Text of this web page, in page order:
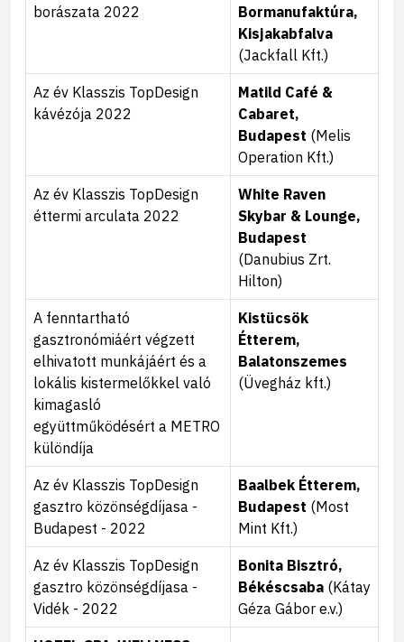
borászata 2022
Bormanufaktúra,
Kisjakabfalva
(Jackfall Kft.)
Az év Klasszis TopDesign
kávézója 2022
Matild Café &
Cabaret,
Budapest (Melis
Operation Kft.)
Az év Klasszis TopDesign
éttermi arculata 2022
White Raven
Skybar & Lounge,
Budapest
(Danubius Zrt.
Hilton)
A fenntartható
gasztronómiáért végzett
elhivatott munkájáért és a
lokális kistermelőkkel való
kimagasló
együttműködésért a METRO
különdíja
Kistücsök
Étterem,
Balatonszemes
(Üvegház kft.)
Az év Klasszis TopDesign
gasztro közönségdíjasa -
Budapest - 2022
Baalbek Étterem,
Budapest (Most
Mint Kft.)
Az év Klasszis TopDesign
gasztro közönségdíjasa -
Vidék - 2022
Bonita Bisztró,
Békéscsaba (Kátay
Géza Gábor e.v.)